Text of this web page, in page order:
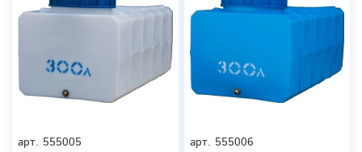
арт. 555005
арт. 555006